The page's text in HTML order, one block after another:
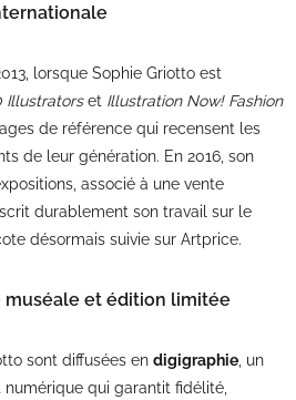
lorsque Sophie Griotto est
Illustratorset Illustration Now! Fashion
de référence qui recensent les
de leur génération. En 2016, son
associé à une vente
durablement son travail sur le
désormais suivie sur Artprice.
muséale et édition limitée
sont diffusées en digigraphie, un
numérique qui garantit fidélité,